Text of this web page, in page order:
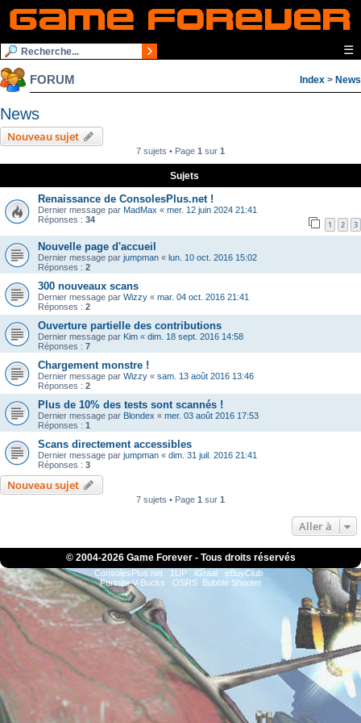
☰
FORUM Index > News
News
Nouveau sujet
7 sujets • Page 1 sur 1
Sujets
Renaissance de ConsolesPlus.net !
Dernier message par MadMax « mer. 12 juin 2024 21:41
Réponses : 34 1 2 3
Nouvelle page d'accueil
Dernier message par jumpman « lun. 10 oct. 2016 15:02
Réponses : 2
300 nouveaux scans
Dernier message par Wizzy « mar. 04 oct. 2016 21:41
Réponses : 2
Ouverture partielle des contributions
Dernier message par Kim « dim. 18 sept. 2016 14:58
Réponses : 7
Chargement monstre !
Dernier message par Wizzy « sam. 13 août 2016 13:46
Réponses : 2
Plus de 10% des tests sont scannés !
Dernier message par Blondex « mer. 03 août 2016 17:53
Réponses : 1
Scans directement accessibles
Dernier message par jumpman « dim. 31 juil. 2016 21:41
Réponses : 3
Nouveau sujet
7 sujets • Page 1 sur 1
Aller à
© 2004-2026 Game Forever - Tous droits réservés
ConsolesPlus.net 1UP iGraal
eBuyClub
Fortnite V-Bucks
OSRS Bubble Shooter